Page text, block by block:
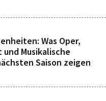
Was Oper,
Musikalische
Saison zeigen